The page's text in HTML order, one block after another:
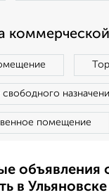
помещение
объявления
в Ульяновске